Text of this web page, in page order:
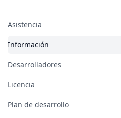
Asistencia
Información
Desarrolladores
Licencia
Plan de desarrollo